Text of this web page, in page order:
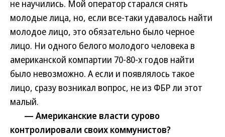
не научились. Мой оператор старался снять
молодые лица, но, если все-таки удавалось найти
молодое лицо, это обязательно было черное
лицо. Ни одного белого молодого человека в
американской компартии 70-80-х годов найти
было невозможно. А если и появлялось такое
лицо, сразу возникал вопрос, не из ФБР ли этот
малый.
— Американские власти сурово
контролировали своих коммунистов?